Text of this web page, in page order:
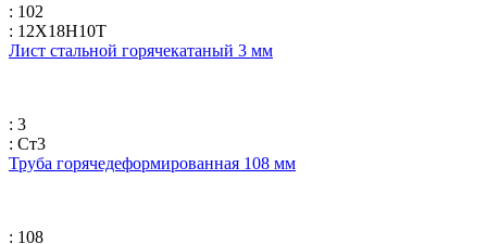
: 102
: 12Х18Н10Т
Лист стальной горячекатаный 3 мм
: 3
: Ст3
Труба горячедеформированная 108 мм
: 108